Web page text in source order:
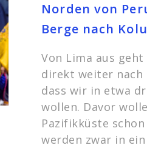
Norden von
Berge nach
Von Lima aus
direkt weiter nach
dass wir in etwa
wollen. Davor
Pazifikküste
werden zwar in